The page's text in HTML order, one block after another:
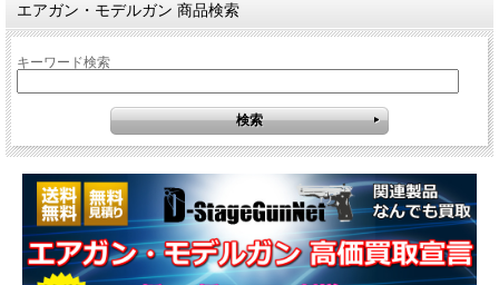
エアガン・モデルガン 商品検索
キーワード検索